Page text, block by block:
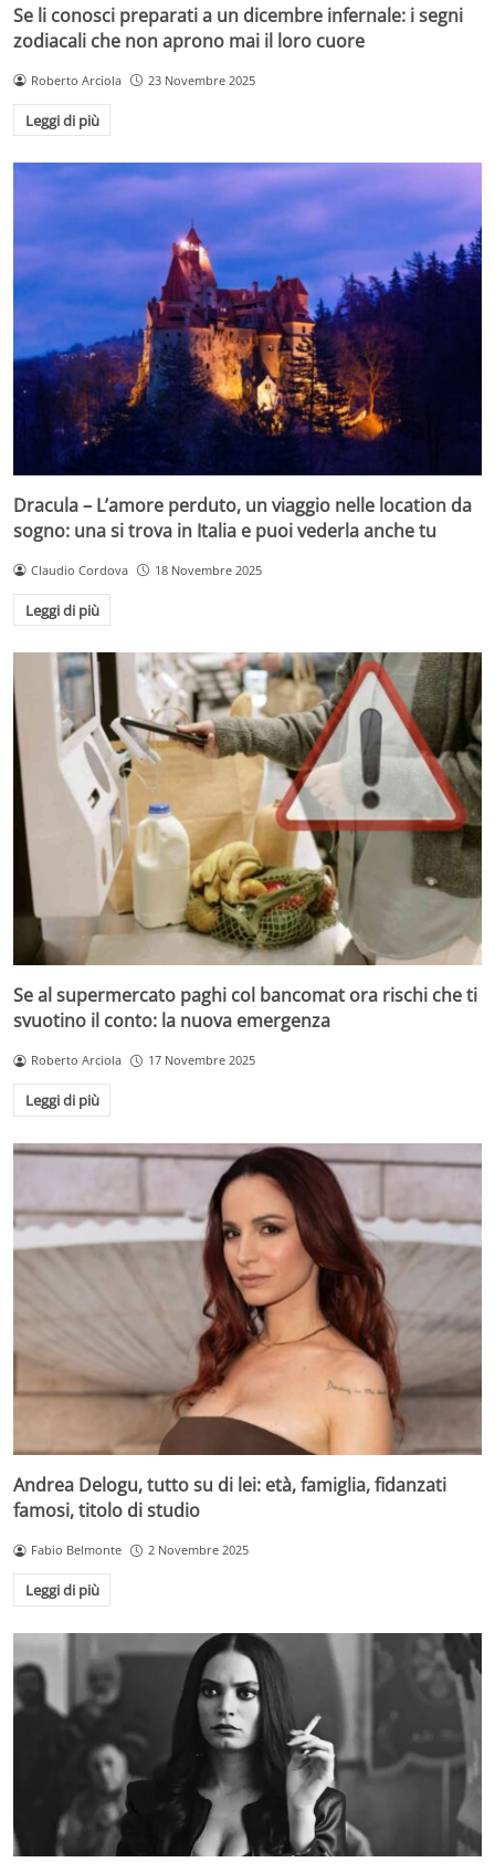
Se li conosci preparati a un dicembre infernale: i segni
zodiacali che non aprono mai il loro cuore
Roberto Arciola 23 Novembre 2025
Leggi di più
Dracula – L’amore perduto, un viaggio nelle location da
sogno: una si trova in Italia e puoi vederla anche tu
Claudio Cordova 18 Novembre 2025
Leggi di più
Se al supermercato paghi col bancomat ora rischi che ti
svuotino il conto: la nuova emergenza
Roberto Arciola 17 Novembre 2025
Leggi di più
Andrea Delogu, tutto su di lei: età, famiglia, fidanzati
famosi, titolo di studio
Fabio Belmonte 2 Novembre 2025
Leggi di più